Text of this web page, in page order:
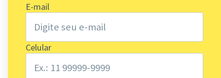
E-mail
Celular
140.000
Clientes felizes por mês, com serviços
contratados pelo GetNinjas.